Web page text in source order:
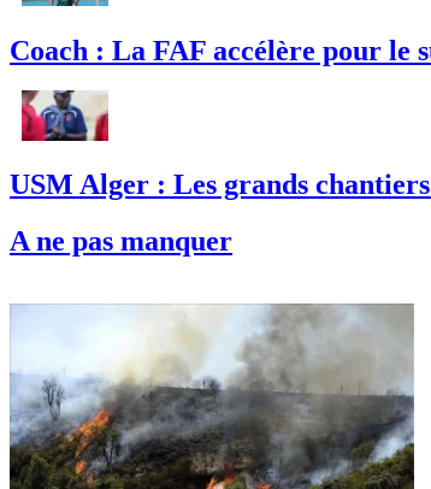
Coach : La FAF accélère pour le
USM Alger : Les grands
A ne pas manquer